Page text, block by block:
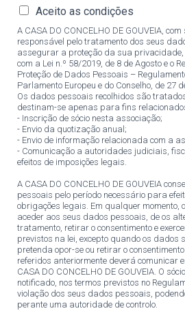
Aceito as condições
A CASA DO CONCELHO DE GOUVEIA,
responsável pelo tratamento dos seus
assegurar a proteção da sua
com a Lei n.º 58/2019, de 8 de Agosto e o
Proteção de Dados Pessoais –
Parlamento Europeu e do Conselho, de 27
Os dados pessoais recolhidos são
destinam-se apenas para fins
- Inscrição de sócio nesta associação;
- Envio da quotização anual;
- Envio de informação relacionada com a
- Comunicação a autoridades judiciais,
efeitos de imposições legais.
A CASA DO CONCELHO DE GOUVEIA
pessoais pelo período necessário para
obrigações legais. Em qualquer momento,
aceder aos seus dados pessoais, de os
tratamento, retirar o consentimento e
previstos na lei, excepto quando os dados
pretenda opor-se ou retirar o
referidos anteriormente deverá comunicar
CASA DO CONCELHO DE GOUVEIA. O
notificado, nos termos previstos no
violação dos seus dados pessoais,
perante uma autoridade de controlo.